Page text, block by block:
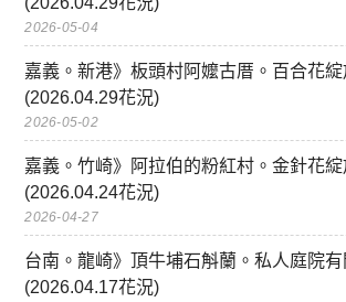
2026-05-04
嘉義。新港》板頭村阿嬤古厝。百合花綻
(2026.04.29花況)
2026-05-02
嘉義。竹崎》阿拉伯的粉紅村。金針花綻
(2026.04.24花況)
2026-04-27
台南。龍崎》頂牛埔石斛蘭。私人庭院
(2026.04.17花況)